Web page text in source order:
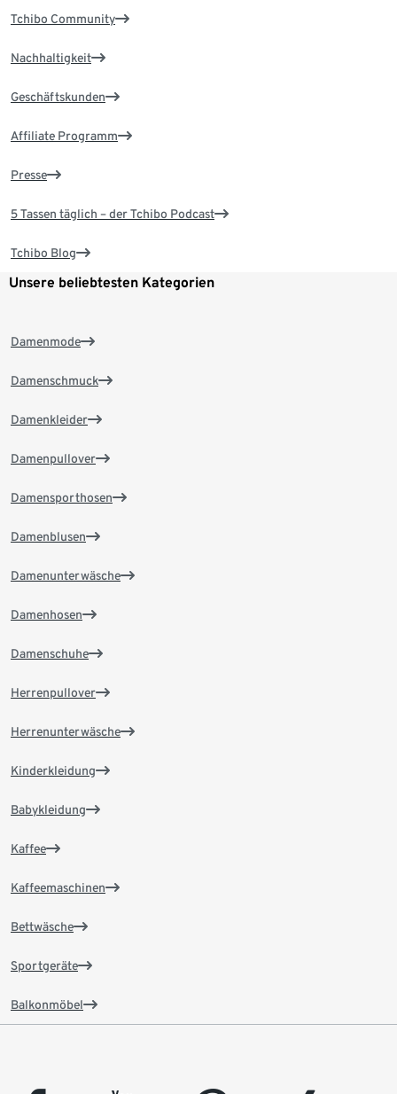
Tchibo Community
Nachhaltigkeit
Geschäftskunden
Affiliate Programm
Presse
5 Tassen täglich – der Tchibo Podcast
Tchibo Blog
Unsere beliebtesten Kategorien
Damenmode
Damenschmuck
Damenkleider
Damenpullover
Damensporthosen
Damenblusen
Damenunterwäsche
Damenhosen
Damenschuhe
Herrenpullover
Herrenunterwäsche
Kinderkleidung
Babykleidung
Kaffee
Kaffeemaschinen
Bettwäsche
Sportgeräte
Balkonmöbel